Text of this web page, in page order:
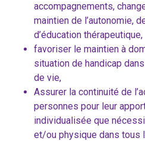
accompagnements,
maintien de l’autonomie,
d’éducation thérapeutique,
favoriser le maintien à
situation de handicap
de vie,
Assurer la continuité de
personnes pour leur
individualisée que
et/ou physique dans tous